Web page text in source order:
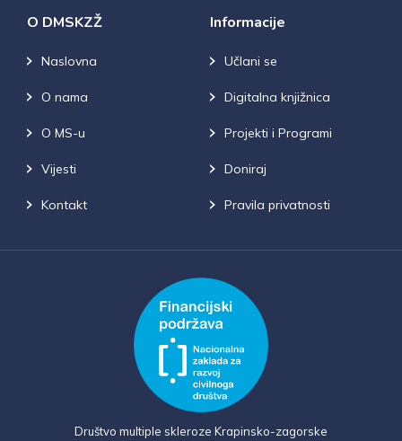
Društvo multiple skleroze Krapinsko-zagorske
O DMSKZŽ
Naslovna
O nama
O MS-u
Vijesti
Kontakt
Informacije
Učlani se
Digitalna knjižnica
Projekti i Programi
Doniraj
Pravila privatnosti